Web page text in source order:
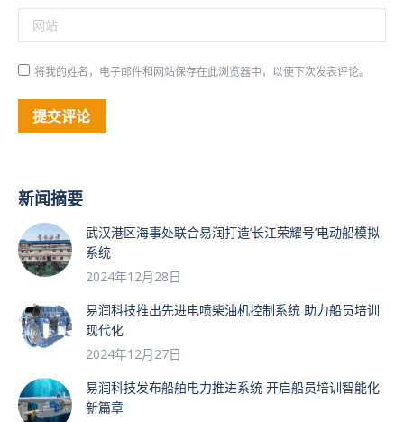
网站
将我的姓名，电子邮件和网站保存在此浏览器中，以便下次发表评论。
提交评论
新闻摘要
武汉港区海事处联合易润打造’长江荣耀号’电动船模拟
系统
2024年12月28日
易润科技推出先进电喷柴油机控制系统 助力船员培训
现代化
2024年12月27日
易润科技发布船舶电力推进系统 开启船员培训智能化
新篇章